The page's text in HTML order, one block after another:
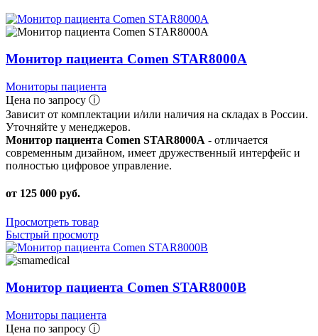
Монитор пациента Comen STAR8000A
Мониторы пациента
Цена по запросу ⓘ
Зависит от комплектации и/или наличия на складах в России.
Уточняйте у менеджеров.
Монитор пациента Comen STAR8000A - отличается
современным дизайном, имеет дружественный интерфейс и
полностью цифровое управление.
от 125 000 руб.
Просмотреть товар
Быстрый просмотр
Монитор пациента Comen STAR8000В
Мониторы пациента
Цена по запросу ⓘ